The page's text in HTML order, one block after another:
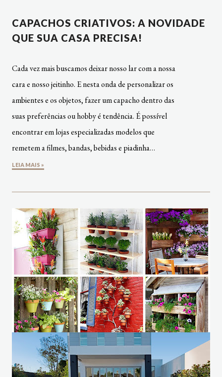
CAPACHOS CRIATIVOS: A NOVIDADE
QUE SUA CASA PRECISA!
Cada vez mais buscamos deixar nosso lar com a nossa
cara e nosso jeitinho. E nesta onda de personalizar os
ambientes e os objetos, fazer um capacho dentro das
suas preferências ou hobby é tendência. É possível
encontrar em lojas especializadas modelos que
remetem a filmes, bandas, bebidas e piadinha…
LEIA MAIS »